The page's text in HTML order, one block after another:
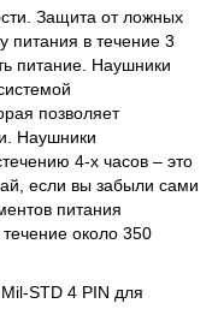
Защита от ложных
питания в течение 3
питание. Наушники
позволяет
Наушники
4-х часов – это
если вы забыли сами
питания
около 350
STD 4 PIN для